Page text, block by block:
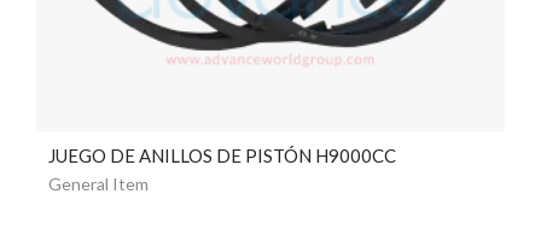
JUEGO DE ANILLOS DE PISTÓN H9000CC
General Item